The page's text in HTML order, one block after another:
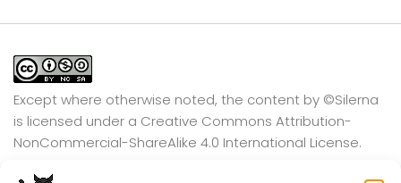
Except where otherwise noted, the content by ©Silerna
is licensed under a Creative Commons Attribution-
NonCommercial-ShareAlike 4.0 International License.